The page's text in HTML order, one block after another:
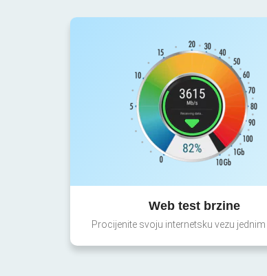
Web test brzine
Procijenite svoju internetsku vezu